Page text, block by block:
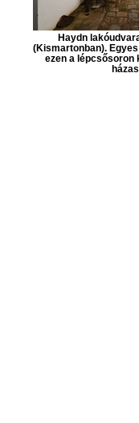
Haydn
(Kismartonban).
ezen a lépcsősoron